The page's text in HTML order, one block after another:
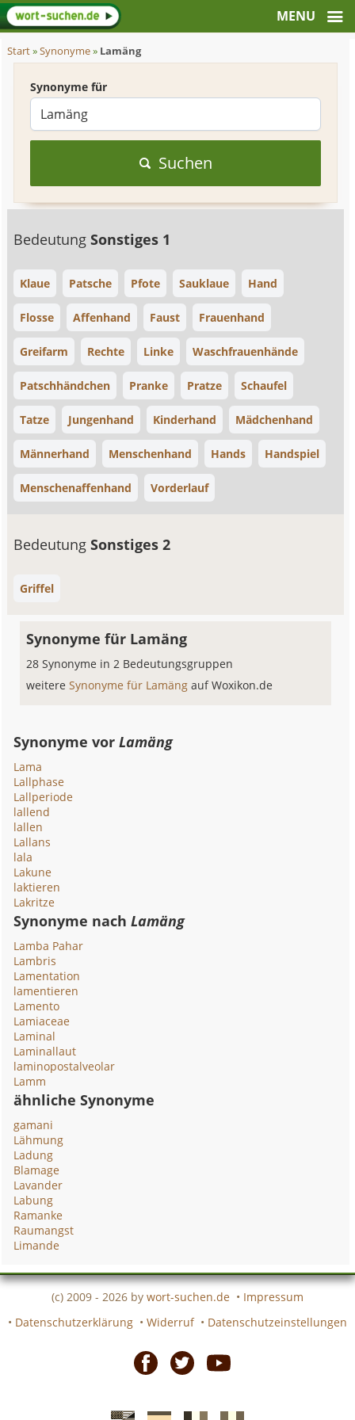
Start»Synonyme» Lamäng
Synonyme für
Suchen
BedeutungSonstiges 1
Klaue Patsche Pfote Sauklaue Hand
Flosse Affenhand Faust Frauenhand
Greifarm Rechte Linke Waschfrauenhände
Patschhändchen Pranke Pratze Schaufel
Tatze Jungenhand Kinderhand Mädchenhand
Männerhand Menschenhand Hands Handspiel
Menschenaffenhand Vorderlauf
BedeutungSonstiges 2
Griffel
Synonyme für Lamäng
28 Synonyme in 2 Bedeutungsgruppen
weitereSynonyme für Lamängauf Woxikon.de
Synonyme vorLamäng
Lama
Lallphase
Lallperiode
lallend
lallen
Lallans
lala
Lakune
laktieren
Lakritze
Synonyme nachLamäng
Lamba Pahar
Lambris
Lamentation
lamentieren
Lamento
Lamiaceae
Laminal
Laminallaut
laminopostalveolar
Lamm
ähnliche Synonyme
gamani
Lähmung
Ladung
Blamage
Lavander
Labung
Ramanke
Raumangst
Limande
(c) 2009 - 2026 by wort-suchen.de • Impressum
• Datenschutzerklärung • Widerruf • Datenschutzeinstellungen